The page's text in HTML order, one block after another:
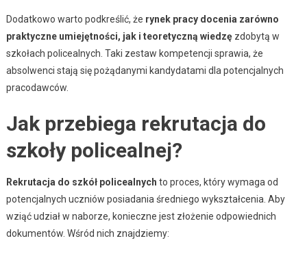
Dodatkowo warto podkreślić, że rynek pracy docenia zarówno
praktyczne umiejętności, jak i teoretyczną wiedzęzdobytą w
szkołach policealnych. Taki zestaw kompetencji sprawia, że
absolwenci stają się pożądanymi kandydatami dla potencjalnych
pracodawców.
Jak przebiega rekrutacja do
szkoły policealnej?
Rekrutacja do szkół policealnych to proces, który wymaga od
potencjalnych uczniów posiadania średniego wykształcenia. Aby
wziąć udział w naborze, konieczne jest złożenie odpowiednich
dokumentów. Wśród nich znajdziemy: